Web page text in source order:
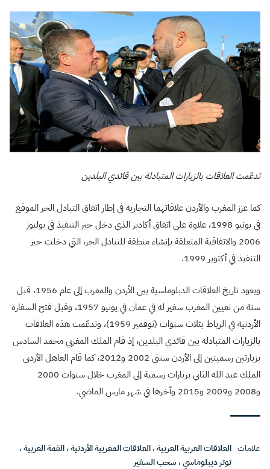
تدعّمت العلاقات بالزيارات المتبادلة بين قائدي البلدين
كما عزز المغرب والأردن علاقاتهما التجارية في إطار اتفاق التبادل الحر الموقع
في يونيو 1998، علاوة على اتفاق أكادير الذي دخل حيز التنفيذ في يوليوز
2006 والاتفاقية المتعلقة بإنشاء منطقة للتبادل الحر، التي دخلت حيز
التنفيذ في أكتوبر 1999.
ويعود تاريخ العلاقات الدبلوماسية بين الأردن والمغرب إلى عام 1956، قبل
سنة من تعيين المغرب سفير له في عمان في يونيو 1957، وقبل فتح السفارة
الأردنية في الرباط بثلاث سنوات (نوفمبر 1959)، وتدعّمت هذه العلاقات
بالزيارات المتبادلة بين قائدي البلدين، إذ قام الملك المغربي محمد السادس
بزيارتين رسميتين إلى الأردن سنتي 2002 و2012، كما قام العاهل الأردني
الملك عبد الله الثاني بزيارات رسمية إلى المغرب خلال سنوات 2000
و2008 و2009 و2015 وآخرها في شهر مارس الماضي.
علامات العلاقات العربية العربية،العلاقات المغربية الأردنية،القمة العربية،
توتر ديبلوماسي، سحب السفير